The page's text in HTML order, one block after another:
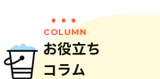
COLUMN
お役立ち
コラム